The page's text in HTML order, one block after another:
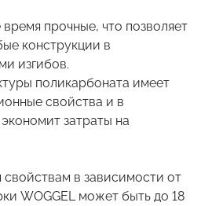
прочные, что позволяет
конструкции в
изгибов.
поликарбоната имеет
свойства и в
затраты на
в зависимости от
WOGGEL может быть до 18